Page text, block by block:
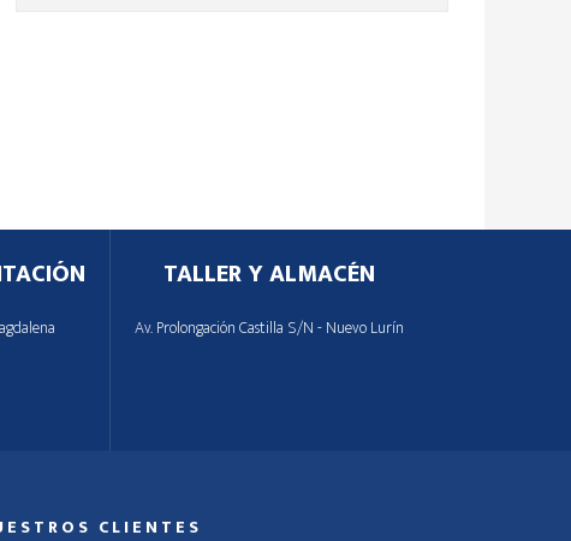
TALLER Y ALMACÉN
Av. Prolongación Castilla S/N - Nuevo Lurín
CLIENTES